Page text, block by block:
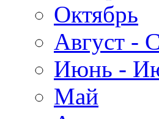
Октябрь
Август -
Июнь -
Май